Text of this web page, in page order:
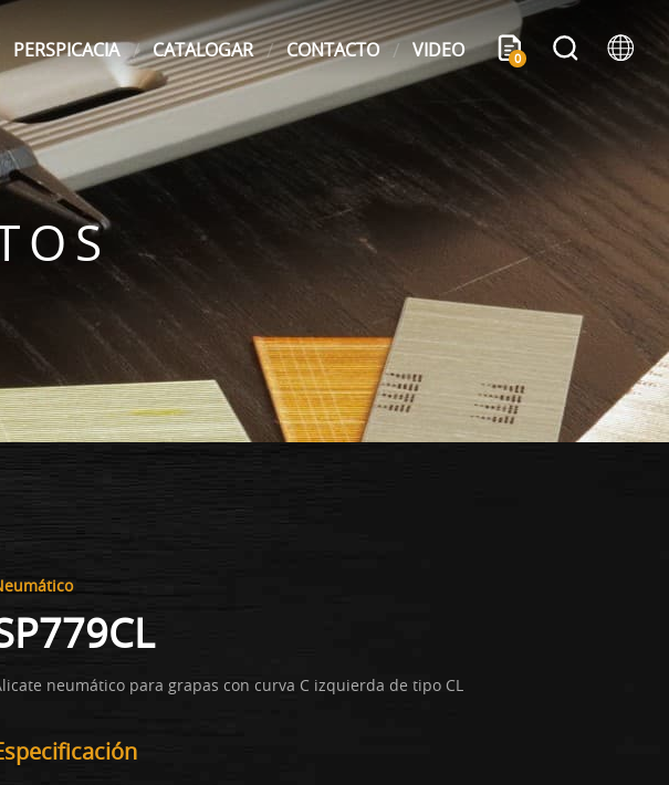
PERSPICACIA CATALOGAR CONTACTO VIDEO 0
neumático para grapas con curva C izquierda de tipo CL